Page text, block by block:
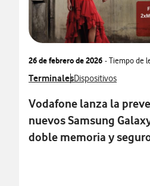
26 de febrero de 2026 - Tiempo de
Ver más notas de prensa
TerminalesVer más notas de
Dispositivos
Vodafone lanza la
nuevos Samsung
doble memoria y